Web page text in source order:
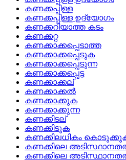
കണക്കപ്പിള്ള
കണക്കപ്പിള്ള ഉദ്യോഗം
കണക്കറിയാത്ത കടം
കണക്കറ്റ
കണക്കാക്കപ്പെടാത്ത
കണക്കാക്കപ്പെടുക
കണക്കാക്കപ്പെടുന്ന
കണക്കാക്കപ്പെട്ട
കണക്കാക്കല്
കണക്കാക്കല്‍
കണക്കാക്കുക
കണക്കാക്കുന്ന
കണക്കിടല്
കണക്കിടുക
കണക്കിലധികം
കണക്കിലെ
കണക്കിലെ